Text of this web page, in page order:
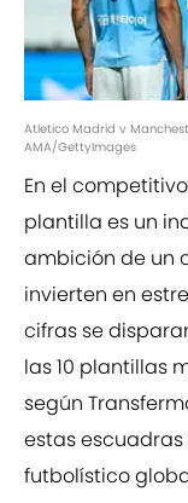
Atletico Madrid v
AMA/GettyImages
En el
plantilla es un
ambición de un
invierten en
cifras se
las 10 plantillas
según
estas
futbolístico